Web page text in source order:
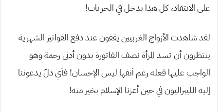
على الانتقاد، كل هذا يدخل في الحريات!
لقد شاهدت الأزواج الغربيين يقفون عند دفع الفواتير الشهرية
ينتظرون أن تسد المرأة نصف الفاتورة بدون أدنى رحمة وهو
الواجب عليها فعله رغم أنفها ليس الإحسان! فأي ذلّ يدعوننا
إليه الليبراليون في حين أعزنا الإسلام بخير منه!